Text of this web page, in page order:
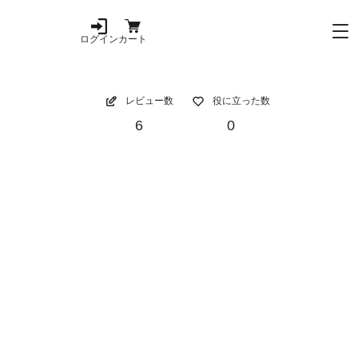
ログインカート
レビュー数
6
役に立った数
0